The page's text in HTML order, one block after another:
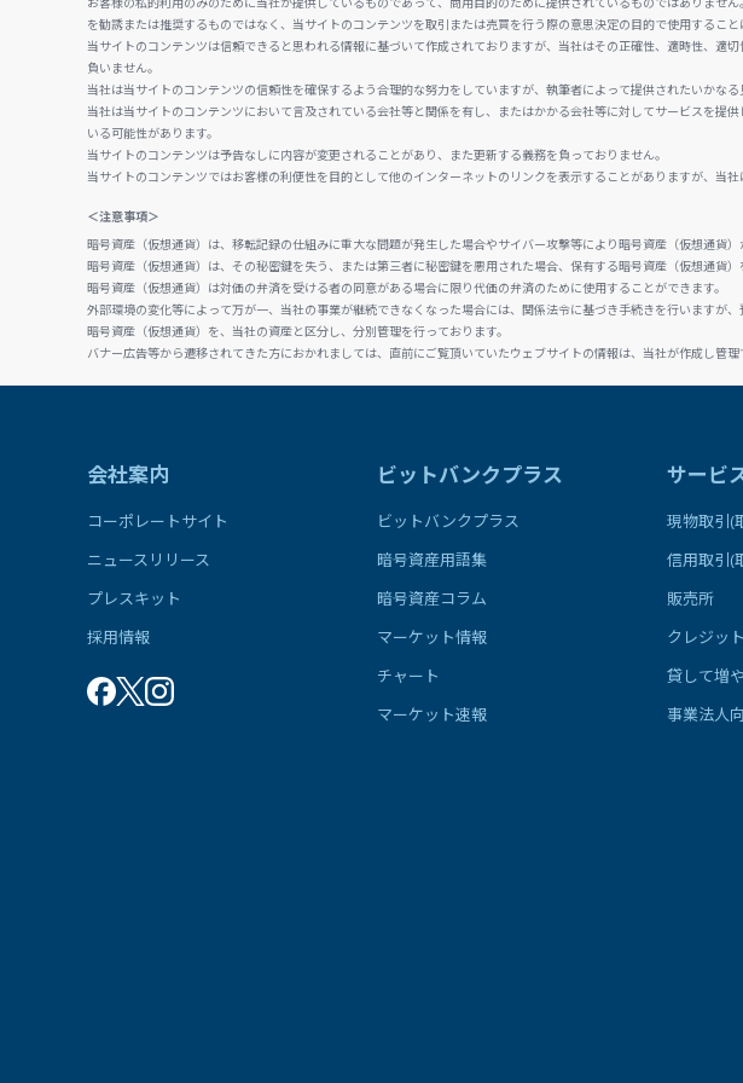
を勧誘または推奨するものではなく、当サイトのコンテンツを取引または売買を行う際の意思決定の目的で使用すること
当サイトのコンテンツは信頼できると思われる情報に基づいて作成されておりますが、当社はその正確性、適時性、
負いません。
当社は当サイトのコンテンツの信頼性を確保するよう合理的な努力をしていますが、執筆者によって提供されたいかな
当社は当サイトのコンテンツにおいて言及されている会社等と関係を有し、またはかかる会社等に対してサービスを
いる可能性があります。
当サイトのコンテンツは予告なしに内容が変更されることがあり、また更新する義務を負っておりません。
当サイトのコンテンツではお客様の利便性を目的として他のインターネットのリンクを表示することがありますが、当
＜注意事項＞
暗号資産（仮想通貨）は、移転記録の仕組みに重大な問題が発生した場合やサイバー攻撃等により暗号資産（仮想通貨
暗号資産（仮想通貨）は、その秘密鍵を失う、または第三者に秘密鍵を悪用された場合、保有する暗号資産（仮想通貨
暗号資産（仮想通貨）は対価の弁済を受ける者の同意がある場合に限り代価の弁済のために使用することができます。
外部環境の変化等によって万が一、当社の事業が継続できなくなった場合には、関係法令に基づき手続きを行います
暗号資産（仮想通貨）を、当社の資産と区分し、分別管理を行っております。
バナー広告等から遷移されてきた方におかれましては、直前にご覧頂いていたウェブサイトの情報は、当社が作成し管理
会社案内
コーポレートサイト
ニュースリリース
プレスキット
採用情報
ビットバンクプラス
ビットバンクプラス
暗号資産用語集
暗号資産コラム
マーケット情報
チャート
マーケット速報
サービ
現物取引(
信用取引(
販売所
クレジッ
貸して増
事業法人